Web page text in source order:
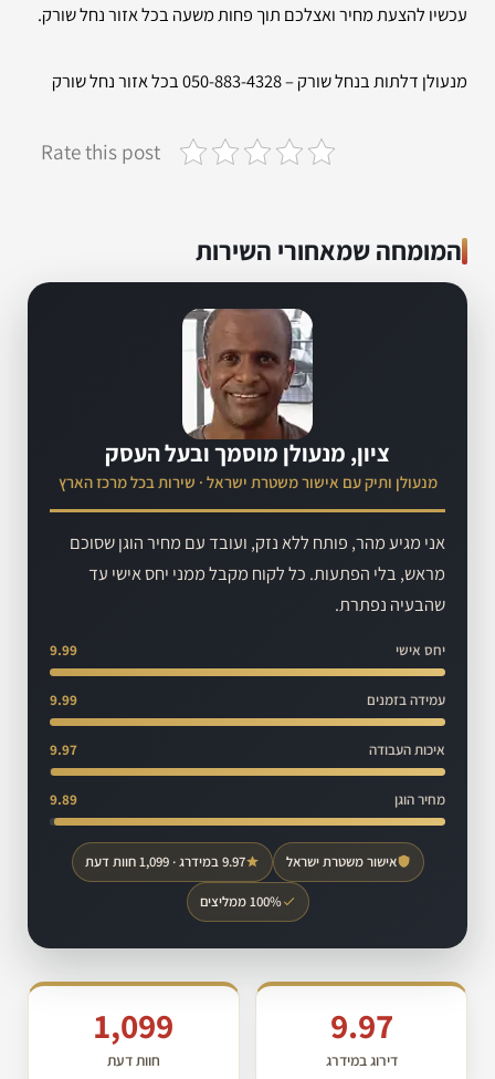
עכשיו להצעת מחיר ואצלכם תוך פחות משעה בכל אזור נחל שורק.
מנעולן דלתות בנחל שורק – 050-883-4328 בכל אזור נחל שורק
Rate this post
המומחה שמאחורי השירות
ציון, מנעולן מוסמך ובעל העסק
מנעולן ותיק עם אישור משטרת ישראל · שירות בכל מרכז הארץ
אני מגיע מהר, פותח ללא נזק, ועובד עם מחיר הוגן שסוכם
מראש, בלי הפתעות. כל לקוח מקבל ממני יחס אישי עד
שהבעיה נפתרת.
יחס אישי 9.99
עמידה בזמנים 9.99
איכות העבודה 9.97
מחיר הוגן 9.89
אישור משטרת ישראל 9.97 במידרג · 1,099 חוות דעת
100% ממליצים
9.97
דירוג במידרג
1,099
חוות דעת